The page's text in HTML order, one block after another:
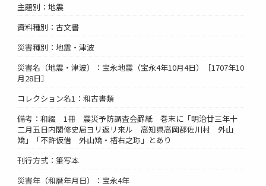
主題別：地震
資料種別：古文書
災害種別：地震・津波
災害名（地震・津波）：宝永地震（宝永4年10月4日）［1707年10
月28日］
コレクション名1：和古書類
備考：和綴 1冊 震災予防調査会罫紙 巻末に「明治廿三年十
二月五日内閣修史局ヨリ返リ来ル 高知県高岡郡佐川村 外山
矯」「不許仮借 外山矯・梧右之珎」とあり
刊行方式：筆写本
災害年（和暦年月日）：宝永4年